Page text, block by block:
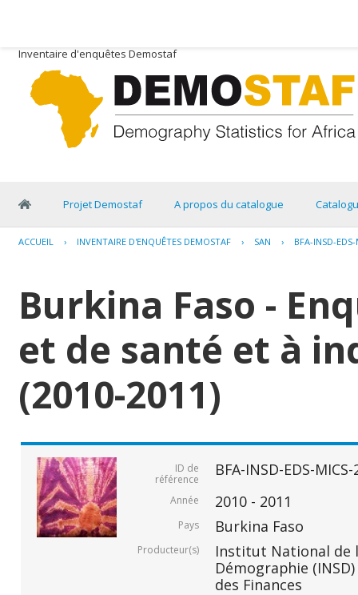
Inventaire d'enquêtes Demostaf
Projet Demostaf A propos du catalogue
ACCUEIL › INVENTAIRE D'ENQUÊTES DEMOSTAF › SAN › BFA-INSD-
Burkina Faso -
et de santé et à
(2010-2011)
ID de
référence
BFA-INSD-EDS-
Année 2010 - 2011
Pays Burkina Faso
Producteur(s)
Institut National de
Démographie
des Finances